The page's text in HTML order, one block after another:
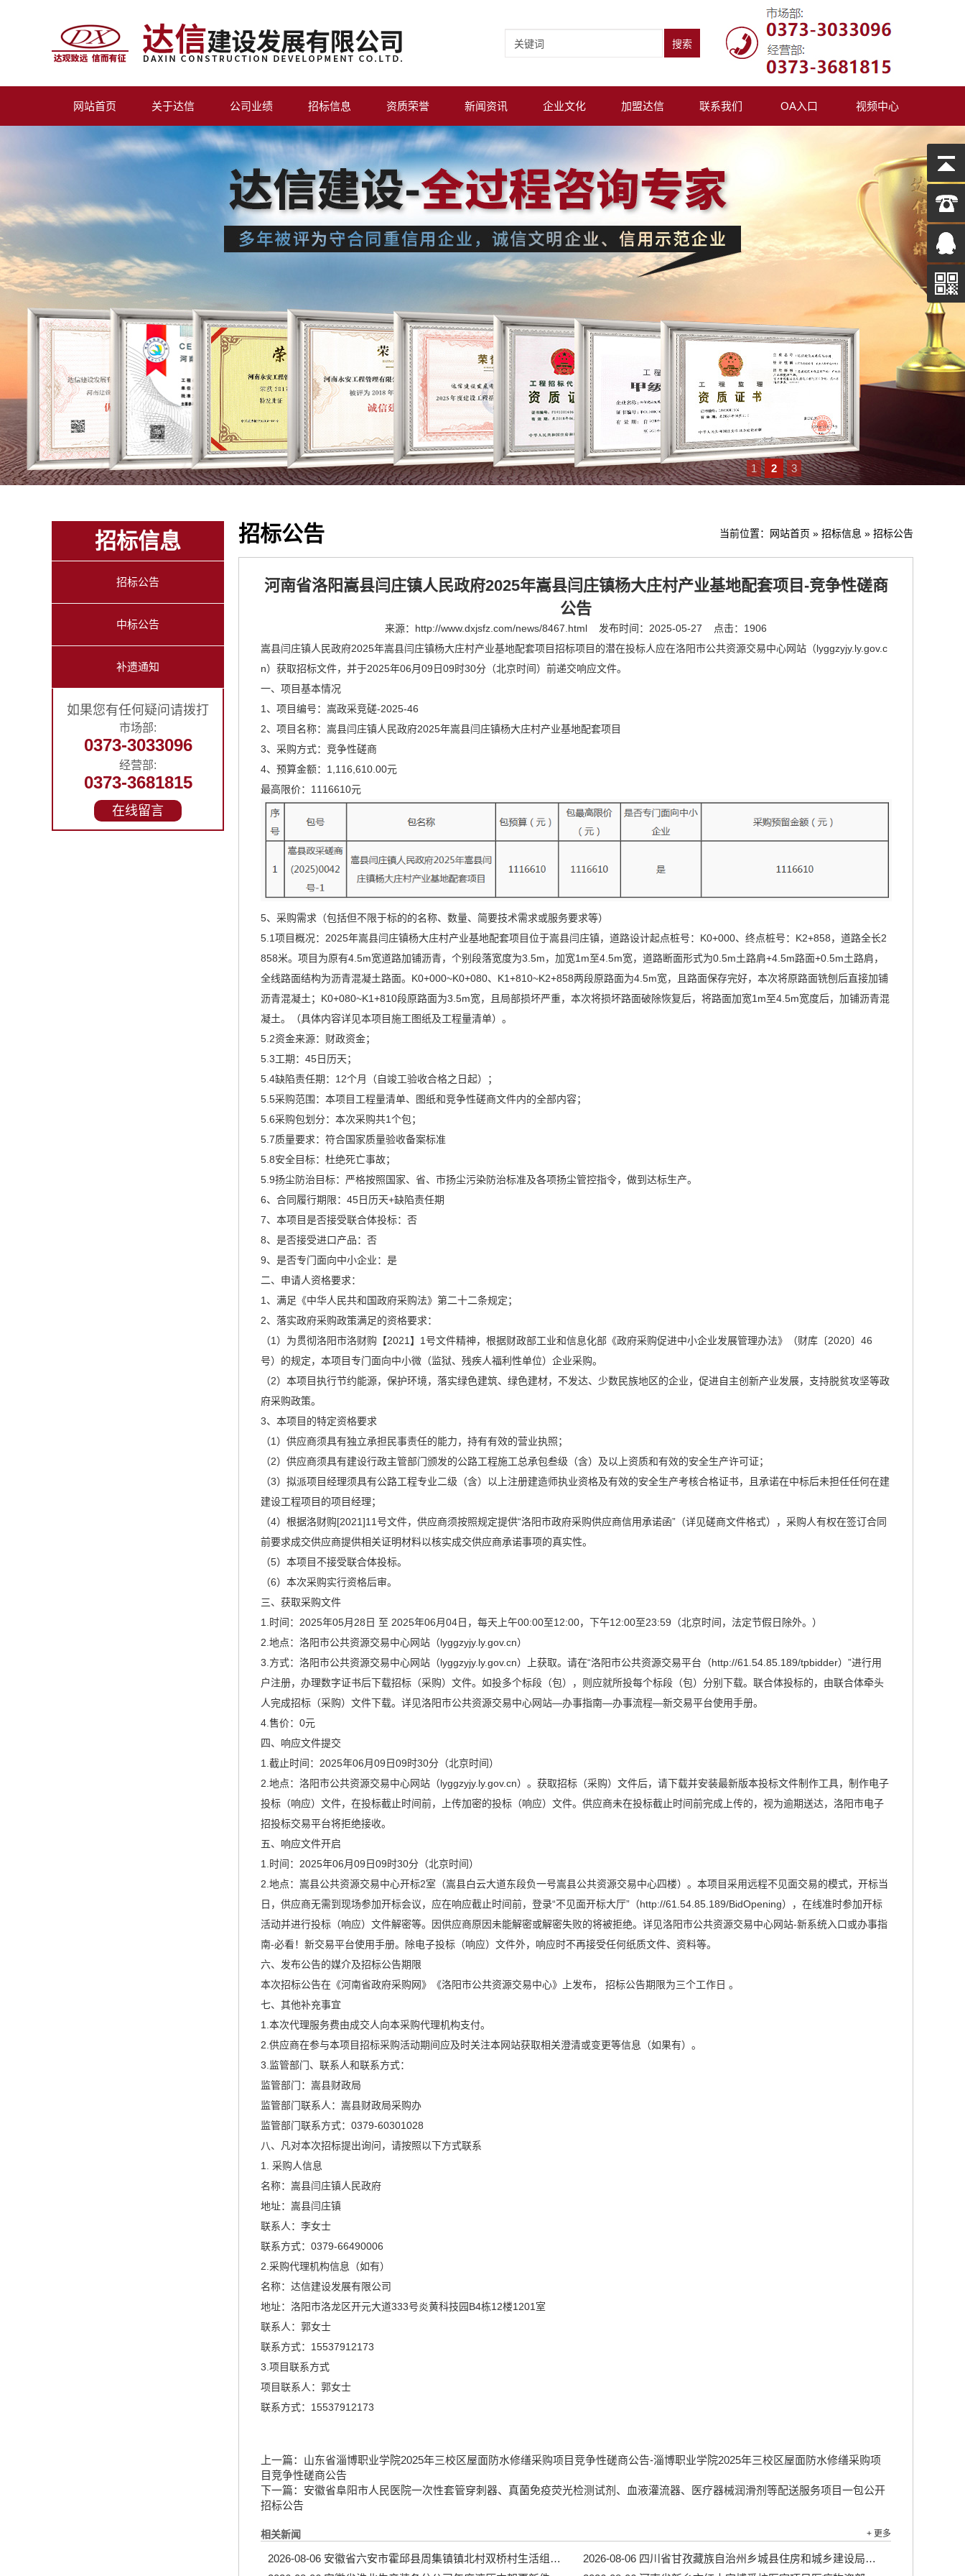
网站首页 关于达信 公司业绩 招标信息 资质荣誉 新闻资讯 企业文化 加盟达信 联系我们 OA入口 视频中心
1 2 3
招标信息
招标公告
中标公告
补遗通知
如果您有任何疑问请拨打
市场部:
0373-3033096
经营部:
0373-3681815
在线留言
招标公告 当前位置： 网站首页 » 招标信息 » 招标公告
河南省洛阳嵩县闫庄镇人民政府2025年嵩县闫庄镇杨大庄村产业基地配套项目-竞争性磋商
公告
来源： http://www.dxjsfz.com/news/8467.html 发布时间：2025-05-27
点击：1906
嵩县闫庄镇人民政府2025年嵩县闫庄镇杨大庄村产业基地配套项目招标项目的潜在投标人应在洛阳市公共资源交易中心网站（lyggzyjy.ly.gov.c
n）获取招标文件，并于2025年06月09日09时30分（北京时间）前递交响应文件。
一、项目基本情况
1、项目编号：嵩政采竞磋-2025-46
2、项目名称：嵩县闫庄镇人民政府2025年嵩县闫庄镇杨大庄村产业基地配套项目
3、采购方式：竞争性磋商
4、预算金额：1,116,610.00元
最高限价：1116610元
5、采购需求（包括但不限于标的的名称、数量、简要技术需求或服务要求等）
5.1项目概况：2025年嵩县闫庄镇杨大庄村产业基地配套项目位于嵩县闫庄镇，道路设计起点桩号：K0+000、终点桩号：K2+858，道路全长2
858米。项目为原有4.5m宽道路加铺沥青，个别段落宽度为3.5m，加宽1m至4.5m宽，道路断面形式为0.5m土路肩+4.5m路面+0.5m土路肩，
全线路面结构为沥青混凝土路面。K0+000~K0+080、K1+810~K2+858两段原路面为4.5m宽，且路面保存完好，本次将原路面铣刨后直接加铺
沥青混凝土；K0+080~K1+810段原路面为3.5m宽，且局部损坏严重，本次将损坏路面破除恢复后，将路面加宽1m至4.5m宽度后，加铺沥青混
凝土。（具体内容详见本项目施工图纸及工程量清单）。
5.2资金来源：财政资金；
5.3工期：45日历天；
5.4缺陷责任期：12个月（自竣工验收合格之日起）；
5.5采购范围：本项目工程量清单、图纸和竞争性磋商文件内的全部内容；
5.6采购包划分：本次采购共1个包；
5.7质量要求：符合国家质量验收备案标准
5.8安全目标：杜绝死亡事故；
5.9扬尘防治目标：严格按照国家、省、市扬尘污染防治标准及各项扬尘管控指令，做到达标生产。
6、合同履行期限：45日历天+缺陷责任期
7、本项目是否接受联合体投标：否
8、是否接受进口产品：否
9、是否专门面向中小企业：是
二、申请人资格要求：
1、满足《中华人民共和国政府采购法》第二十二条规定；
2、落实政府采购政策满足的资格要求：
（1）为贯彻洛阳市洛财购【2021】1号文件精神，根据财政部工业和信息化部《政府采购促进中小企业发展管理办法》（财库〔2020〕46
号）的规定，本项目专门面向中小微（监狱、残疾人福利性单位）企业采购。
（2）本项目执行节约能源，保护环境，落实绿色建筑、绿色建材，不发达、少数民族地区的企业，促进自主创新产业发展，支持脱贫攻坚等政
府采购政策。
3、本项目的特定资格要求
（1）供应商须具有独立承担民事责任的能力，持有有效的营业执照；
（2）供应商须具有建设行政主管部门颁发的公路工程施工总承包叁级（含）及以上资质和有效的安全生产许可证；
（3）拟派项目经理须具有公路工程专业二级（含）以上注册建造师执业资格及有效的安全生产考核合格证书，且承诺在中标后未担任任何在建
建设工程项目的项目经理；
（4）根据洛财购[2021]11号文件，供应商须按照规定提供“洛阳市政府采购供应商信用承诺函”（详见磋商文件格式），采购人有权在签订合同
前要求成交供应商提供相关证明材料以核实成交供应商承诺事项的真实性。
（5）本项目不接受联合体投标。
（6）本次采购实行资格后审。
三、获取采购文件
1.时间：2025年05月28日 至 2025年06月04日，每天上午00:00至12:00，下午12:00至23:59（北京时间，法定节假日除外。）
2.地点：洛阳市公共资源交易中心网站（lyggzyjy.ly.gov.cn）
3.方式：洛阳市公共资源交易中心网站（lyggzyjy.ly.gov.cn）上获取。请在“洛阳市公共资源交易平台（http://61.54.85.189/tpbidder）”进行用
户注册，办理数字证书后下载招标（采购）文件。如投多个标段（包），则应就所投每个标段（包）分别下载。联合体投标的，由联合体牵头
人完成招标（采购）文件下载。详见洛阳市公共资源交易中心网站—办事指南—办事流程—新交易平台使用手册。
4.售价：0元
四、响应文件提交
1.截止时间：2025年06月09日09时30分（北京时间）
2.地点：洛阳市公共资源交易中心网站（lyggzyjy.ly.gov.cn）。获取招标（采购）文件后，请下载并安装最新版本投标文件制作工具，制作电子
投标（响应）文件，在投标截止时间前，上传加密的投标（响应）文件。供应商未在投标截止时间前完成上传的，视为逾期送达，洛阳市电子
招投标交易平台将拒绝接收。
五、响应文件开启
1.时间：2025年06月09日09时30分（北京时间）
2.地点：嵩县公共资源交易中心开标2室（嵩县白云大道东段负一号嵩县公共资源交易中心四楼）。本项目采用远程不见面交易的模式，开标当
日，供应商无需到现场参加开标会议，应在响应截止时间前，登录“不见面开标大厅”（http://61.54.85.189/BidOpening），在线准时参加开标
活动并进行投标（响应）文件解密等。因供应商原因未能解密或解密失败的将被拒绝。详见洛阳市公共资源交易中心网站-新系统入口或办事指
南-必看！新交易平台使用手册。除电子投标（响应）文件外，响应时不再接受任何纸质文件、资料等。
六、发布公告的媒介及招标公告期限
本次招标公告在《河南省政府采购网》《洛阳市公共资源交易中心》上发布， 招标公告期限为三个工作日 。
七、其他补充事宜
1.本次代理服务费由成交人向本采购代理机构支付。
2.供应商在参与本项目招标采购活动期间应及时关注本网站获取相关澄清或变更等信息（如果有）。
3.监管部门、联系人和联系方式：
监管部门：嵩县财政局
监管部门联系人：嵩县财政局采购办
监管部门联系方式：0379-60301028
八、凡对本次招标提出询问，请按照以下方式联系
1. 采购人信息
名称：嵩县闫庄镇人民政府
地址：嵩县闫庄镇
联系人：李女士
联系方式：0379-66490006
2.采购代理机构信息（如有）
名称：达信建设发展有限公司
地址：洛阳市洛龙区开元大道333号炎黄科技园B4栋12楼1201室
联系人：郭女士
联系方式：15537912173
3.项目联系方式
项目联系人：郭女士
联系方式：15537912173
上一篇： 山东省淄博职业学院2025年三校区屋面防水修缮采购项目竞争性磋商公告-淄博职业学院2025年三校区屋面防水修缮采购项
目竞争性磋商公告
下一篇： 安徽省阜阳市人民医院一次性套管穿刺器、真菌免疫荧光检测试剂、血液灌流器、医疗器械润滑剂等配送服务项目一包公开
招标公告
相关新闻 + 更多
2026-08-06 安徽省六安市霍邱县周集镇镇北村双桥村生活组道路工程... 2026-08-06 四川省甘孜藏族自治州乡城县住房和城乡建设局乡城县城区主街巷环境整治及绿地配套工程竞争性磋商公告...